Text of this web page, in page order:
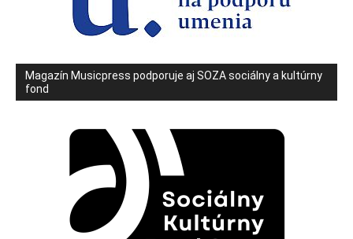
Magazín Musicpress podporuje aj SOZA sociálny a kultúrny
fond